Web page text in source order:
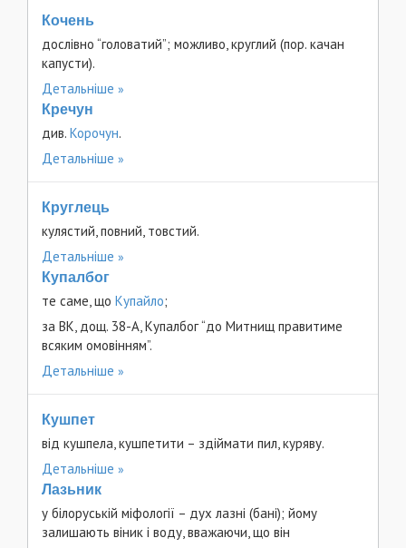
Кочень
дослівно “головатий”; можливо, круглий (пор. качан
капусти).
Детальніше
Кречун
див. Корочун.
Детальніше
Круглець
кулястий, повний, товстий.
Детальніше
Купалбог
те саме, що Купайло;
за ВК, дощ. 38-А, Купалбог “до Митнищ правитиме
всяким омовінням”.
Детальніше
Кушпет
від кушпела, кушпетити – здіймати пил, куряву.
Детальніше
Лазьник
у білоруській міфології – дух лазні (бані); йому
залишають віник і воду, вважаючи, що він